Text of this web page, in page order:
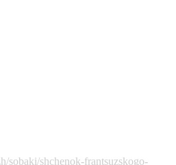
sobaki/shchenok-frantsuzskogo-